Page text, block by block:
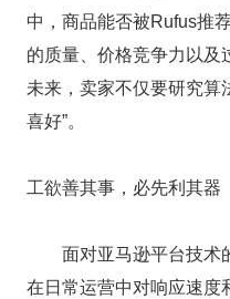
中，商品能否被Rufus推
的质量、价格竞争力以及
未来，卖家不仅要研究算
喜好”。
工欲善其事，必先利其器
面对亚马逊平台技术
在日常运营中对响应速度